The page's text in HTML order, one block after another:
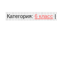
Категория: 6 класс |